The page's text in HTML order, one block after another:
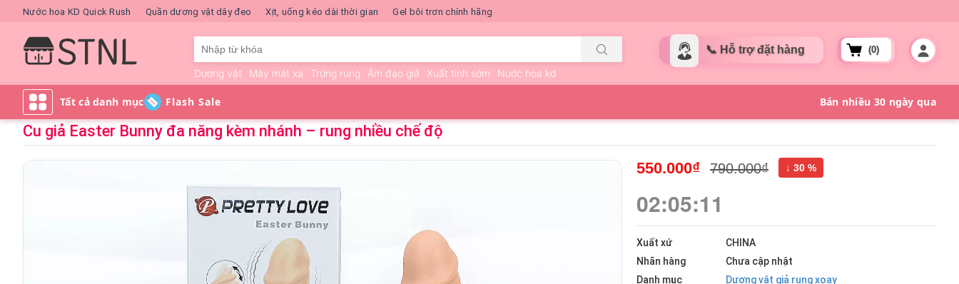
Nước hoa KD Quick Rush Quần dương vật dây đeo Xịt, uống kéo dài thời gian Gel bôi trơn chính hãng
Dương vật Máy mát xa Trứng rung Âm đạo giả Xuất tinh sớm Nước hoa kd
(0)
Flash Sale
Cu giả Easter Bunny đa năng kèm nhánh – rung nhiều chế độ
550.000₫ 790.000₫ ↓ 30 %
02:05:10
Xuất xứ
CHINA
Nhãn hàng
Chưa cập nhật
Danh mục
Dương vật giả rung xoay